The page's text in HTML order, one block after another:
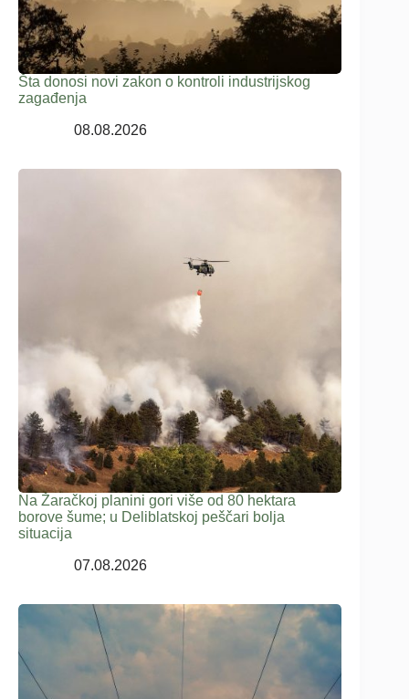
Šta donosi novi zakon o kontroli industrijskog
zagađenja
08.08.2026
Na Žaračkoj planini gori više od 80 hektara
borove šume; u Deliblatskoj peščari bolja
situacija
07.08.2026